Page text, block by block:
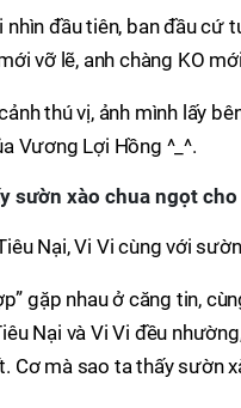
đầu tiên, ban đầu cứ
vỡ lẽ, anh chàng KO
thú vị, ảnh mình lấy
Vương Lợi Hồng ^_^.
sườn xào chua ngọt
Nại, Vi Vi cùng với
gặp nhau ở căng tin,
Nại và Vi Vi đều
Cơ mà sao ta thấy sườn